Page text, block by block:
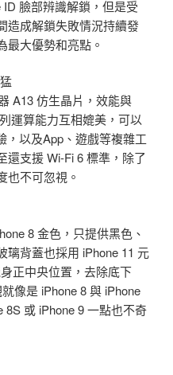
臉部辨識解鎖，但是受
造成解鎖失敗情況持續發
最大優勢和亮點。
A13 仿生晶片，效能與
運算能力互相媲美，可以
，以及App、遊戲等複雜工
還支援 Wi-Fi 6 標準，除了
也不可忽視。
8 金色，只提供黑色、
璃背蓋也採用 iPhone 11 元
正中央位置，去除底下
像是 iPhone 8 與 iPhone
8S 或 iPhone 9 一點也不奇